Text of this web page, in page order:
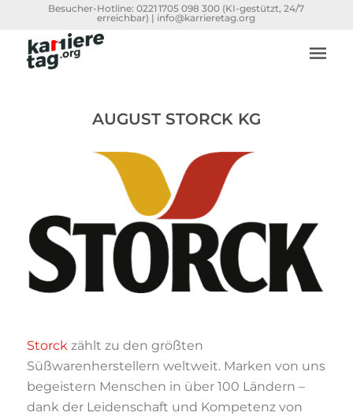
Besucher-Hotline:0221 1705 098 300 (KI-gestützt, 24/7
erreichbar) | info@karrieretag.org
AUGUST STORCK KG
Storckzählt zu den größten
Süßwarenherstellern weltweit. Marken von uns
begeistern Menschen in über 100 Ländern –
dank der Leidenschaft und Kompetenz von